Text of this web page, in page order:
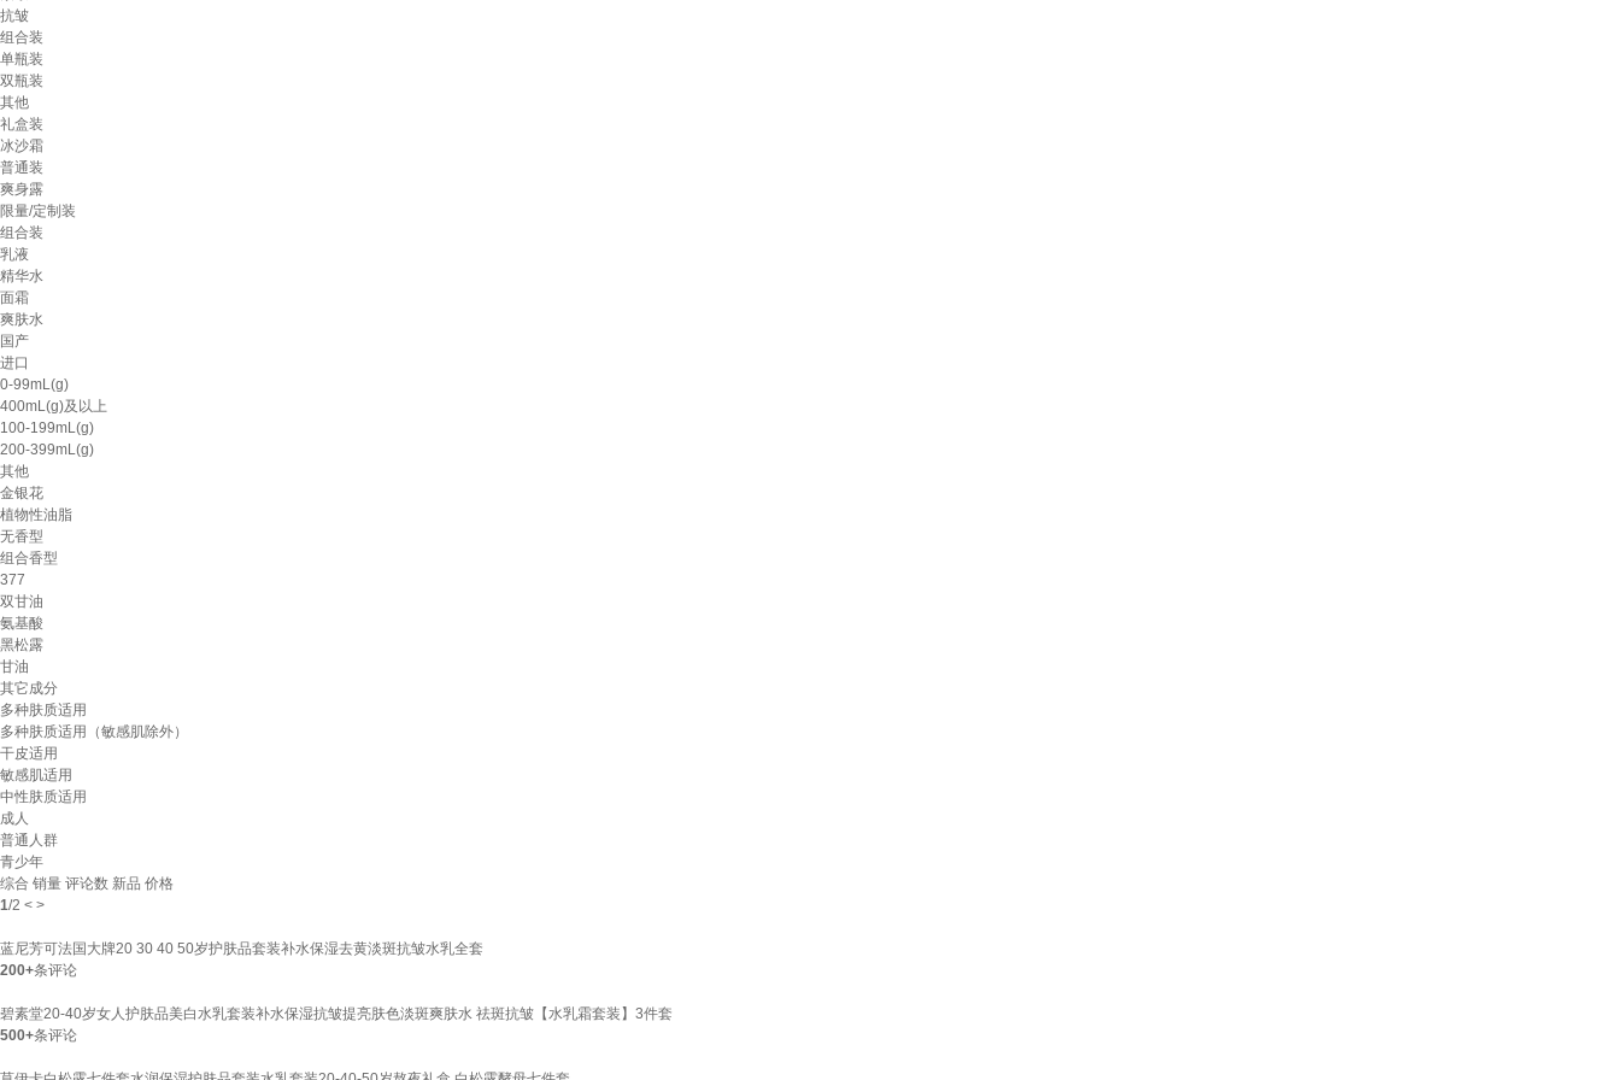
抗皱
组合装
单瓶装
双瓶装
其他
礼盒装
冰沙霜
普通装
爽身露
限量/定制装
组合装
乳液
精华水
面霜
爽肤水
国产
进口
0-99mL(g)
400mL(g)及以上
100-199mL(g)
200-399mL(g)
其他
金银花
植物性油脂
无香型
组合香型
377
双甘油
氨基酸
黑松露
甘油
其它成分
多种肤质适用
多种肤质适用（敏感肌除外）
干皮适用
敏感肌适用
中性肤质适用
成人
普通人群
青少年
综合 销量 评论数 新品 价格
1/2 < >
蓝尼芳可法国大牌20 30 40 50岁护肤品套装补水保湿去黄淡斑抗皱水乳全套
200+条评论
碧素堂20-40岁女人护肤品美白水乳套装补水保湿抗皱提亮肤色淡斑爽肤水 祛斑抗皱【水乳霜套装】3件套
500+条评论